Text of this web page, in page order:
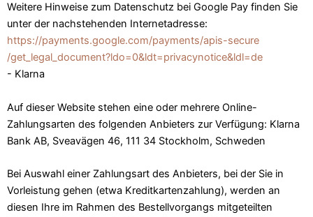
Weitere Hinweise zum Datenschutz bei Google Pay finden Sie
unter der nachstehenden Internetadresse:
https://payments.google.com/payments/apis-secure
/get_legal_document?ldo=0&ldt=privacynotice&ldl=de
- Klarna
Auf dieser Website stehen eine oder mehrere Online-
Zahlungsarten des folgenden Anbieters zur Verfügung: Klarna
Bank AB, Sveavägen 46, 111 34 Stockholm, Schweden
Bei Auswahl einer Zahlungsart des Anbieters, bei der Sie in
Vorleistung gehen (etwa Kreditkartenzahlung), werden an
diesen Ihre im Rahmen des Bestellvorgangs mitgeteilten